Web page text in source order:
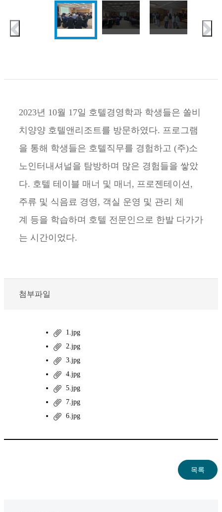
2023년 10월 17일 호텔경영학과 학생들은 쏠비
치양양 호텔앤리조트를 방문하였다. 프로그램
을 통해 학생들은 호텔직무를 경험하고 (주)소
노인터내셔널을 탐방하며 많은 경험들을 쌓았
다. 호텔 테이블 매너 및 매너, 프로젠테이션,
주류 및 식음료 경영, 객실 운영 및 관리 체
계 등을 학습하며 호텔 전문인으로 한발 다가가
는 시간이었다.
첨부파일
1.jpg
2.jpg
3.jpg
4.jpg
5.jpg
7.jpg
6.jpg